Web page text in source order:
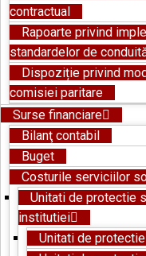
contractual
Rapoarte privind
standardelor de
Dispoziție privind
comisiei paritare
Surse financiare
Bilanţ contabil
Buget
Costurile serviciilor
Unitati de protectie
institutiei
Unitati de